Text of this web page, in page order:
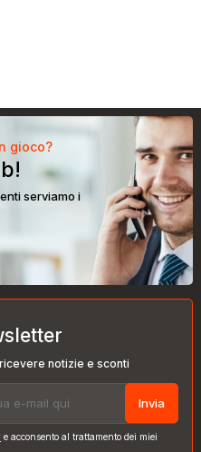
gioco?
serviamo i
notizie e sconti
Invia
e acconsento al trattamento dei miei